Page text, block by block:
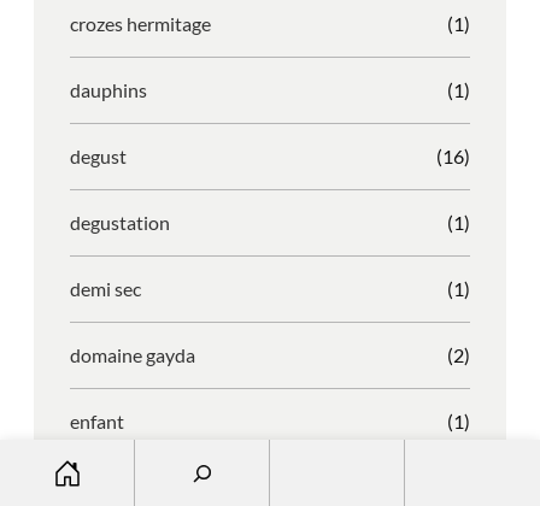
crozes hermitage (1)
dauphins (1)
degust (16)
degustation (1)
demi sec (1)
domaine gayda (2)
enfant (1)
entreprise